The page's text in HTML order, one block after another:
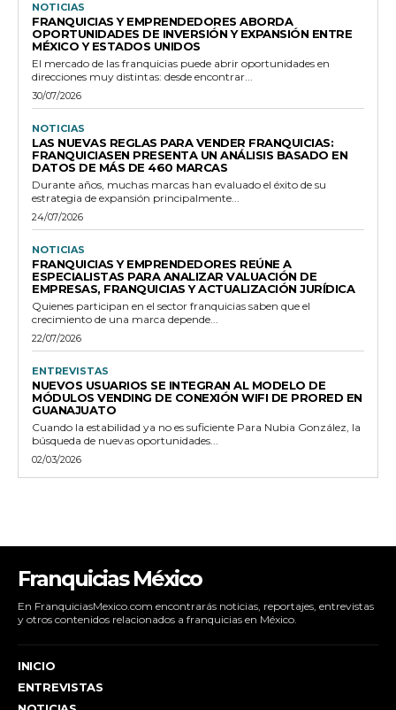
NOTICIAS
FRANQUICIAS Y EMPRENDEDORES ABORDA
OPORTUNIDADES DE INVERSIÓN Y EXPANSIÓN ENTRE
MÉXICO Y ESTADOS UNIDOS
El mercado de las franquicias puede abrir oportunidades en
direcciones muy distintas: desde encontrar...
30/07/2026
NOTICIAS
LAS NUEVAS REGLAS PARA VENDER FRANQUICIAS:
FRANQUICIASEN PRESENTA UN ANÁLISIS BASADO EN
DATOS DE MÁS DE 460 MARCAS
Durante años, muchas marcas han evaluado el éxito de su
estrategia de expansión principalmente...
24/07/2026
NOTICIAS
FRANQUICIAS Y EMPRENDEDORES REÚNE A
ESPECIALISTAS PARA ANALIZAR VALUACIÓN DE
EMPRESAS, FRANQUICIAS Y ACTUALIZACIÓN JURÍDICA
Quienes participan en el sector franquicias saben que el
crecimiento de una marca depende...
22/07/2026
ENTREVISTAS
NUEVOS USUARIOS SE INTEGRAN AL MODELO DE
MÓDULOS VENDING DE CONEXIÓN WIFI DE PRORED EN
GUANAJUATO
Cuando la estabilidad ya no es suficiente Para Nubia González, la
búsqueda de nuevas oportunidades...
02/03/2026
Franquicias México
En FranquiciasMexico.com encontrarás noticias, reportajes, entrevistas
y otros contenidos relacionados a franquicias en México.
INICIO
ENTREVISTAS